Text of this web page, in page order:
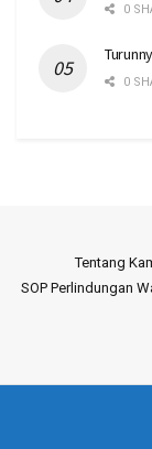
0
0
Tentang
SOP Perlindungan